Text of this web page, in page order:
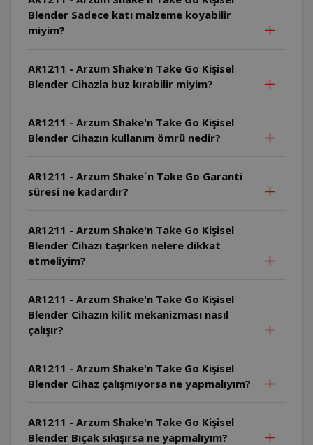
Blender Sadece katı malzeme koyabilir
miyim?
AR1211 - Arzum Shake'n Take Go Kişisel
Blender Cihazla buz kırabilir miyim?
AR1211 - Arzum Shake'n Take Go Kişisel
Blender Cihazın kullanım ömrü nedir?
AR1211 - Arzum Shake´n Take Go Garanti
süresi ne kadardır?
AR1211 - Arzum Shake'n Take Go Kişisel
Blender Cihazı taşırken nelere dikkat
etmeliyim?
AR1211 - Arzum Shake'n Take Go Kişisel
Blender Cihazın kilit mekanizması nasıl
çalışır?
AR1211 - Arzum Shake'n Take Go Kişisel
Blender Cihaz çalışmıyorsa ne yapmalıyım?
AR1211 - Arzum Shake'n Take Go Kişisel
Blender Bıçak sıkışırsa ne yapmalıyım?